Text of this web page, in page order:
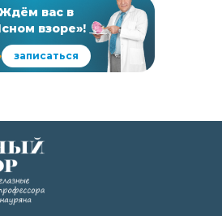
вас в
взоре»!
записаться